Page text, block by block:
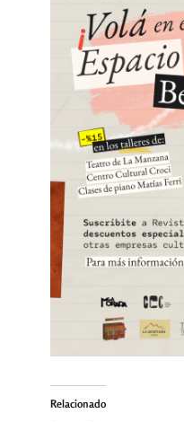
Relacionado